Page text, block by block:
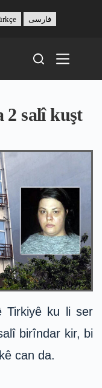
فارسی
2 salî kuşt
Tirkiyê ku li ser
birîndar kir, bi
can da.